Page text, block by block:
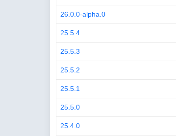
26.0.0-alpha.0
25.5.4
25.5.3
25.5.2
25.5.1
25.5.0
25.4.0